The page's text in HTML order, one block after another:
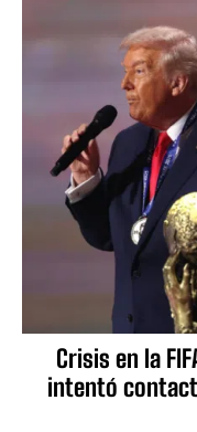
Crisis en la
intentó